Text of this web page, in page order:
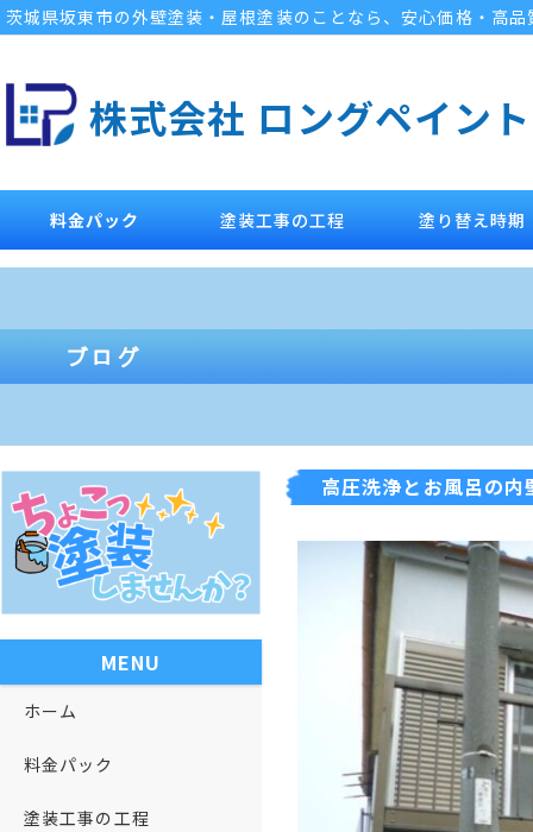
茨城県坂東市の外壁塗装・屋根塗装のことなら、安心価格・高
株式会社 ロングペイント
料金パック 塗装工事の工程 塗り替え時期
高圧洗浄とお風呂の内
MENU
ホーム
料金パック
塗装工事の工程